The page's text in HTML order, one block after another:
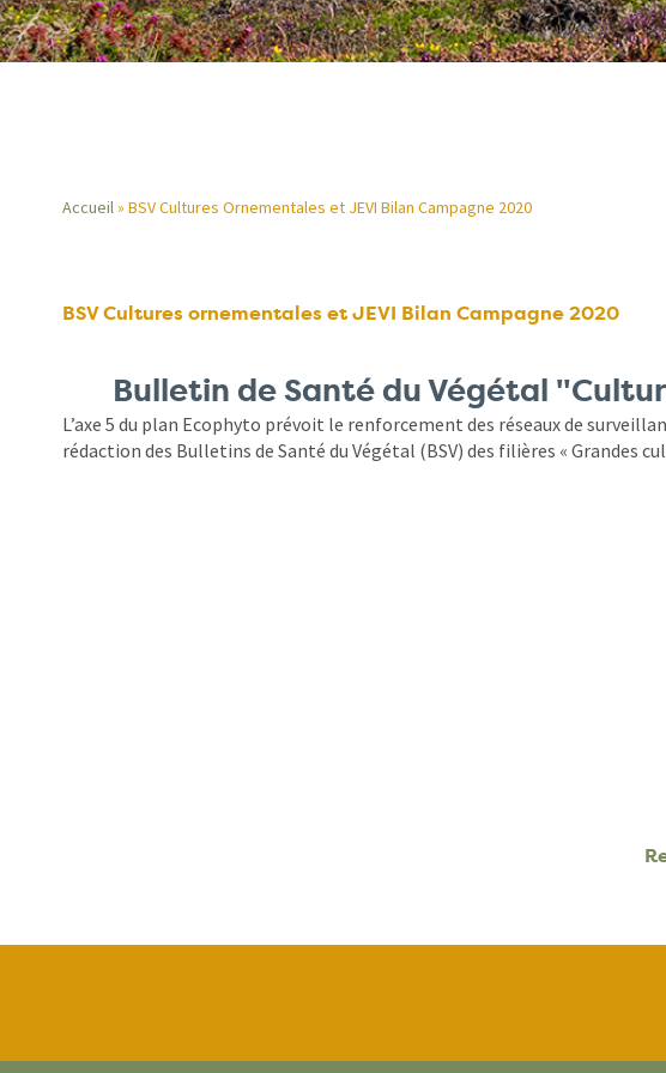
d'Ariane
Accueil BSV Cultures Ornementales et JEVI Bilan Campagne 2020
BSV Cultures ornementales et JEVI Bilan Campagne 2020
Bulletin de Santé du Végétal
L’axe 5 du plan Ecophyto prévoit le renforcement des réseaux de
rédaction des Bulletins de Santé du Végétal (BSV) des filières « Grandes